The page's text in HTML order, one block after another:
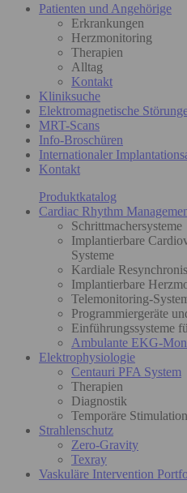
Patienten und Angehörige
Erkrankungen
Herzmonitoring
Therapien
Alltag
Kontakt
Kliniksuche
Elektromagnetische
MRT-Scans
Info-Broschüren
Internationaler
Kontakt
Produktkatalog
Cardiac Rhythm
Schrittmachersysteme
Implantierbare
Systeme
Kardiale
Implantierbare
Telemonitoring-
Programmiergeräte
Einführungssysteme
Ambulante EKG-
Elektrophysiologie
Centauri PFA System
Therapien
Diagnostik
Temporäre Stimulation
Strahlenschutz
Zero-Gravity
Texray
Vaskuläre Intervention